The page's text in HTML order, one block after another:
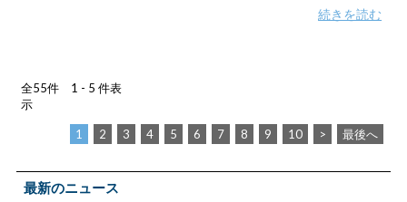
続きを読む
全55件 1 - 5 件表
示
1 2 3 4 5 6 7 8 9 10 > 最後へ
最新のニュース